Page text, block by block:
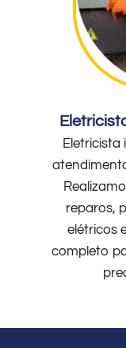
reparos,
elétricos
completo